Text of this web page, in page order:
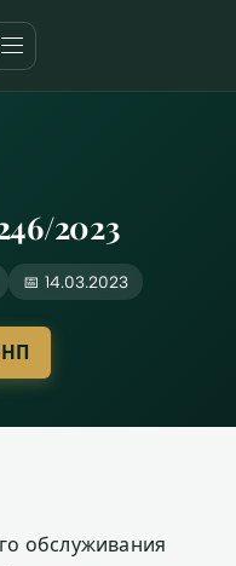
2023
📅 14.03.2023
обслуживания